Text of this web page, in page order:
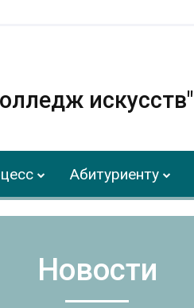
искусств"
Абитуриенту
Новости